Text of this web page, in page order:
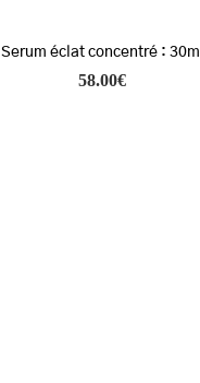
Serum éclat concentré : 30ml
58.00€